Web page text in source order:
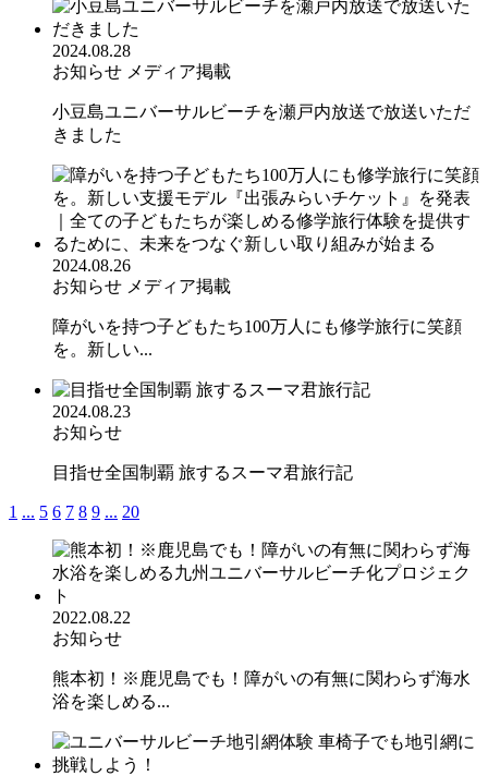
2024.08.28
お知らせ メディア掲載
小豆島ユニバーサルビーチを瀬戸内放送で放送いただ
きました
2024.08.26
お知らせ メディア掲載
障がいを持つ子どもたち100万人にも修学旅行に笑顔
を。新しい...
2024.08.23
お知らせ
目指せ全国制覇 旅するスーマ君旅行記
1 ... 5 6 7 8 9 ... 20
2022.08.22
お知らせ
熊本初！※鹿児島でも！障がいの有無に関わらず海水
浴を楽しめる...